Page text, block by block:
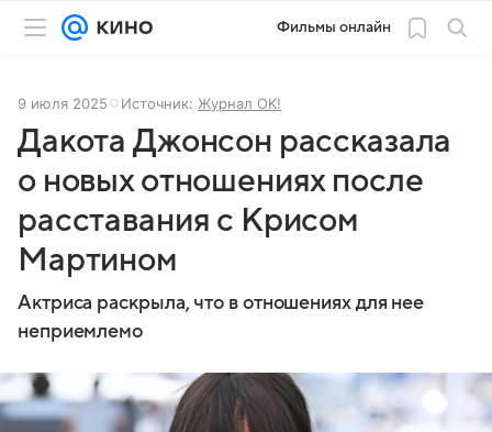
Фильмы онлайн
9 июля 2025 Источник: Журнал OK!
Дакота Джонсон рассказала
о новых отношениях после
расставания с Крисом
Мартином
Актриса раскрыла, что в отношениях для нее
неприемлемо